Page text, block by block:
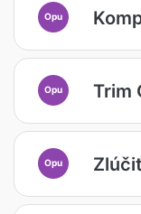
Opu
Opu Trim
Opu